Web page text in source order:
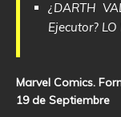
¿DARTH
Ejecutor? LO
Marvel Comics.
19 de Septiembre